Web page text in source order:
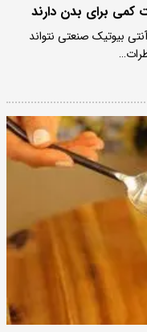
برای بدن دارند
بیوتیک صنعتی نتواند